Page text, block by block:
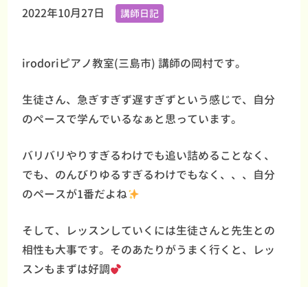
2022年10月27日 講師日記
irodoriピアノ教室(三島市) 講師の岡村です。
生徒さん、急ぎすぎず遅すぎずという感じで、自分
のペースで学んでいるなぁと思っています。
バリバリやりすぎるわけでも追い詰めることなく、
でも、のんびりゆるすぎるわけでもなく、、、自分
のペースが1番だよね
そして、レッスンしていくには生徒さんと先生との
相性も大事です。そのあたりがうまく行くと、レッ
スンもまずは好調